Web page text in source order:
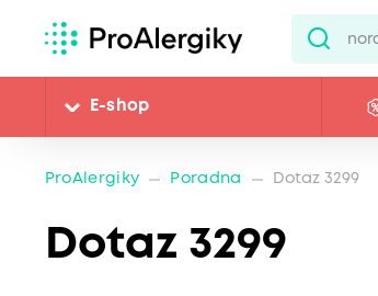
E-shop
ProAlergiky Poradna Dotaz 3299
Dotaz 3299